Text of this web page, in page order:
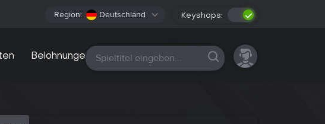
Region: Deutschland Keyshops:
Belohnungen Alle Plattformen